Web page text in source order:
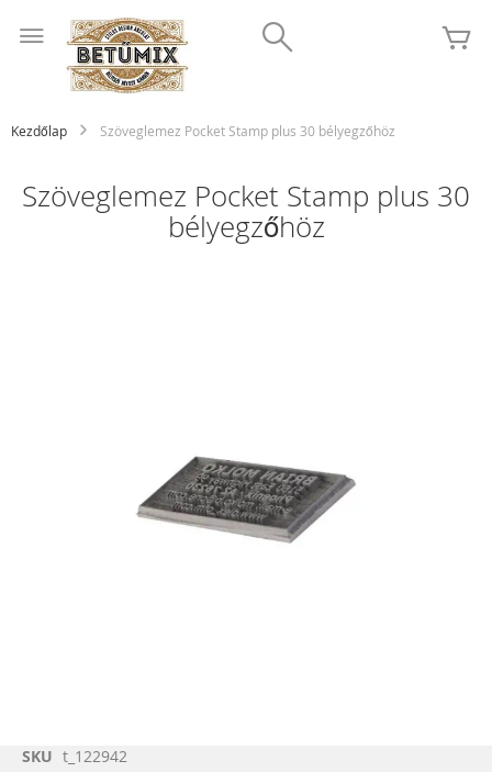
tartalomhoz
Kezdőlap Szöveglemez Pocket Stamp plus 30 bélyegzőhöz
Szöveglemez Pocket Stamp plus 30
bélyegzőhöz
Ugrás
SKU t_122942